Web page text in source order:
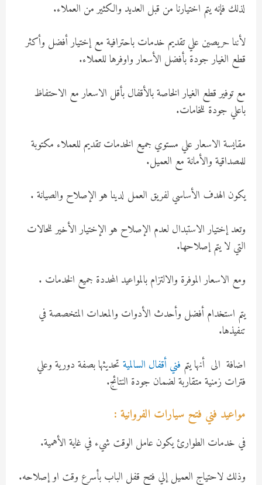
لذلك فإنه يتم اختيارنا من قبل العديد والكثير من العملاء.
لأننا حريصين علي تقديم خدمات باحترافية مع إختيار أفضل وأكثر
قطع الغيار جودة بأفضل الأسعار واوفرها للعملاء.
مع توفير قطع الغيار الخاصة بالأقفال بأقل الاسعار مع الاحتفاظ
باعلي جودة للخامات.
مقايسة الاسعار علي مستوي جميع الخدمات تقديم للعملاء مكتوبة
للمصداقية والأمانة مع العميل.
يكون الهدف الأساسي لفريق العمل لدينا هو الإصلاح والصيانة .
وتعد إختيار الاستبدال لعدم الإصلاح هو الإختيار الأخير للحالات
التي لا يتم إصلاحها.
ومع الاسعار الموفرة والالتزام بالمواعيد المحددة جميع الخدمات .
يتم استخدام أفضل وأحدث الأدوات والمعدات المتخصصة في
تنفيذها.
اضافة الى أنها يتم فني أقفال السالميةتحديثها بصفة دورية وعلي
فترات زمنية متقاربة لضمان جودة النتائج.
مواعيد فني فتح سيارات الفروانية :
في خدمات الطوارئ يكون عامل الوقت شيء في غاية الأهمية.
وذلك لاحتياج العميل إلي فتح قفل الباب بأسرع وقت او إصلاحه.